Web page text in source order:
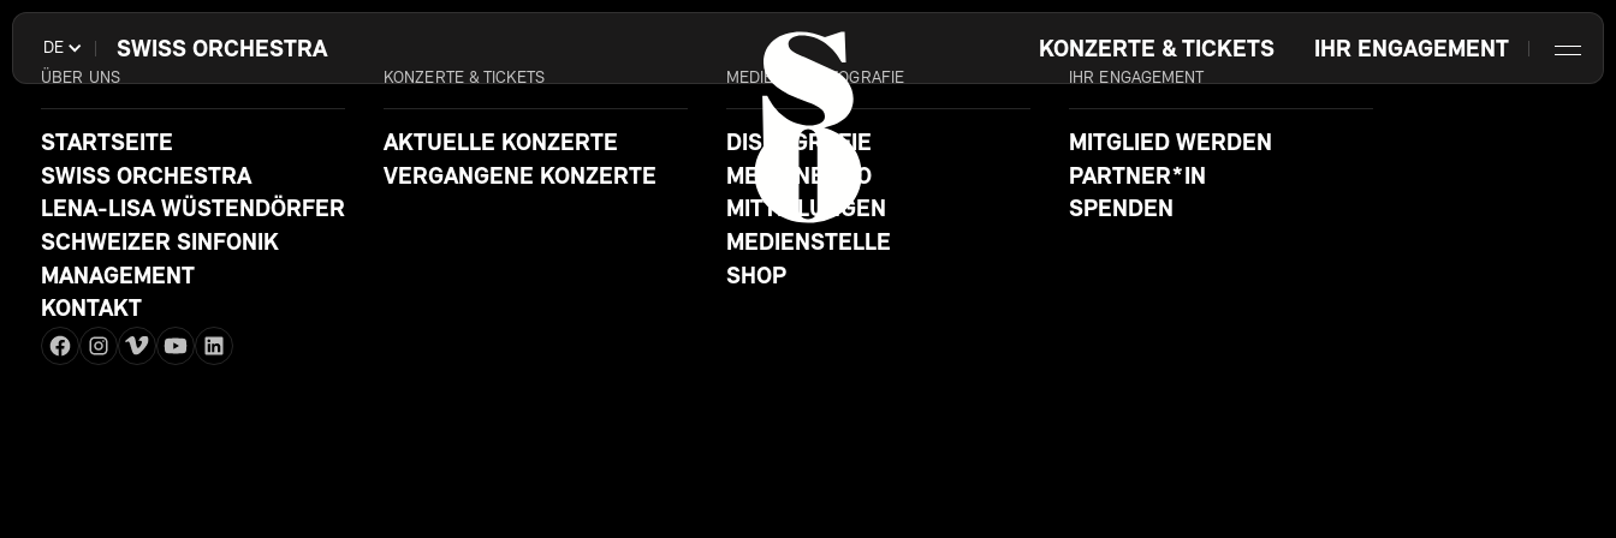
DE SWISS ORCHESTRA KONZERTE & TICKETS IHR ENGAGEMENT
ÜBER UNS
STARTSEITE
SWISS ORCHESTRA
LENA-LISA WÜSTENDÖRFER
SCHWEIZER SINFONIK
MANAGEMENT
KONTAKT
KONZERTE & TICKETS
AKTUELLE KONZERTE
VERGANGENE KONZERTE
MEDIEN & DISKOGRAFIE
DISKOGRAFIE
MEDIENECHO
MITTEILUNGEN
MEDIENSTELLE
SHOP
IHR ENGAGEMENT
MITGLIED WERDEN
PARTNER*IN
SPENDEN